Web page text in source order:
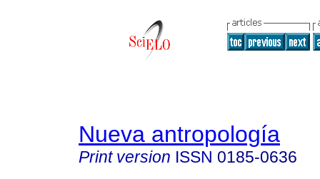
Nueva antropología
Print version ISSN 0185-0636